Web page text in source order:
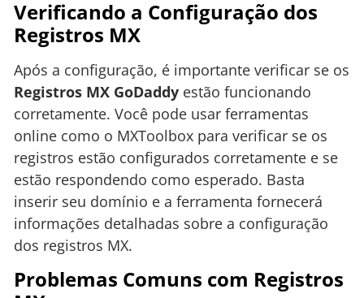
Verificando a Configuração dos
Registros MX
Após a configuração, é importante verificar se os
Registros MX GoDaddy estão funcionando
corretamente. Você pode usar ferramentas
online como o MXToolbox para verificar se os
registros estão configurados corretamente e se
estão respondendo como esperado. Basta
inserir seu domínio e a ferramenta fornecerá
informações detalhadas sobre a configuração
dos registros MX.
Problemas Comuns com Registros